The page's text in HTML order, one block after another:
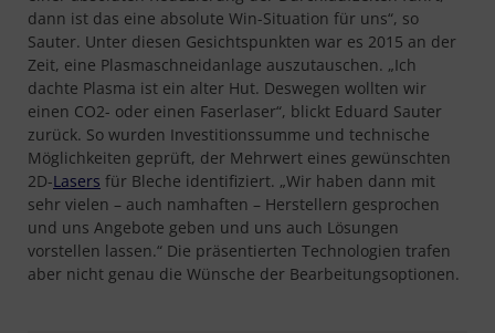
dann ist das eine absolute Win-Situation für uns“, so
Sauter. Unter diesen Gesichtspunkten war es 2015 an der
Zeit, eine Plasmaschneidanlage auszutauschen. „Ich
dachte Plasma ist ein alter Hut. Deswegen wollten wir
einen CO2- oder einen Faserlaser“, blickt Eduard Sauter
zurück. So wurden Investitionssumme und technische
Möglichkeiten geprüft, der Mehrwert eines gewünschten
2D-Lasers für Bleche identifiziert. „Wir haben dann mit
sehr vielen – auch namhaften – Herstellern gesprochen
und uns Angebote geben und uns auch Lösungen
vorstellen lassen.“ Die präsentierten Technologien trafen
aber nicht genau die Wünsche der Bearbeitungsoptionen.